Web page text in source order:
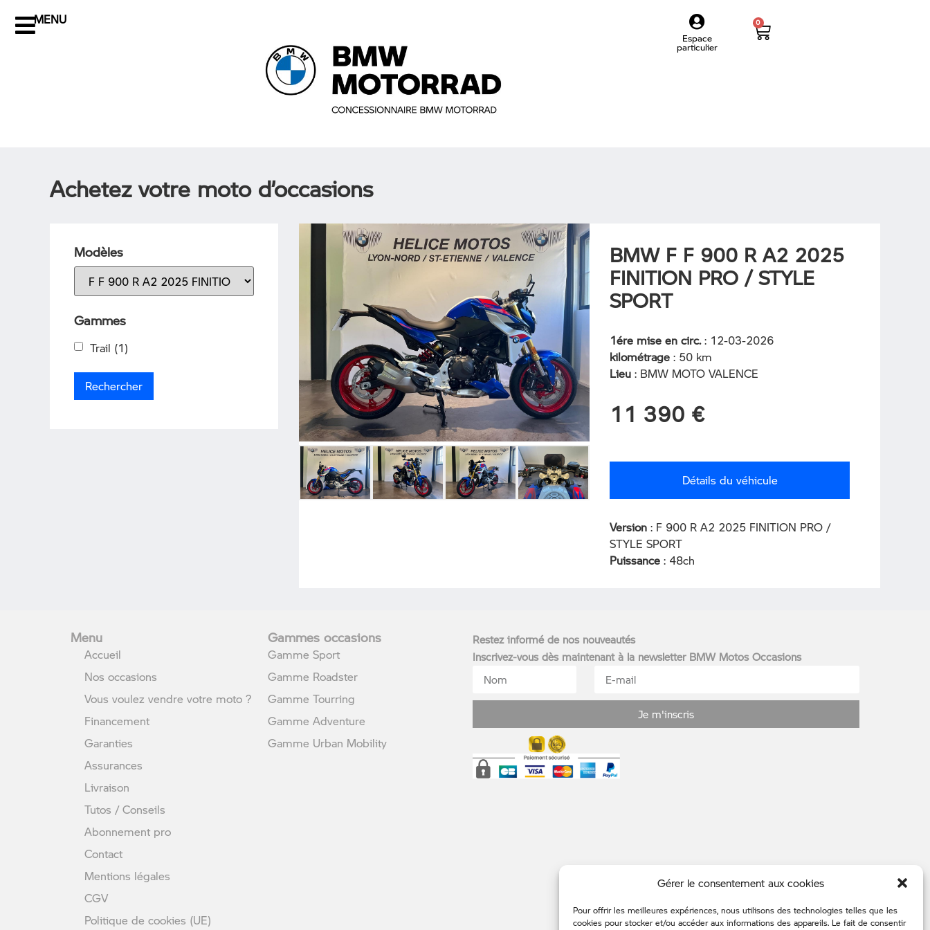
Gérer le consentement aux cookies
Pour offrir les meilleures expériences, nous utilisons des technologies telles que les
cookies pour stocker et/ou accéder aux informations des appareils. Le fait de consentir
MENU
Espace
particulier
0
Achetez votre moto d’occasions
Modèles
Gammes
Trail (1)
BMW F F 900 R A2 2025
FINITION PRO / STYLE
SPORT
1ére mise en circ.: 12-03-2026
kilométrage : 50 km
Lieu: BMW MOTO VALENCE
11 390 €
Détails du véhicule
Version: F 900 R A2 2025 FINITION PRO /
STYLE SPORT
Puissance: 48ch
Menu
Accueil
Nos occasions
Vous voulez vendre votre moto ?
Financement
Garanties
Assurances
Livraison
Tutos / Conseils
Abonnement pro
Contact
Mentions légales
CGV
Politique de cookies (UE)
Gammes occasions
Gamme Sport
Gamme Roadster
Gamme Tourring
Gamme Adventure
Gamme Urban Mobility
Restez informé de nos nouveautés
Inscrivez-vous dès maintenant à la newsletter BMW Motos Occasions
Je m'inscris